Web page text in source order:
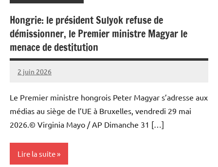
Hongrie: le président Sulyok refuse de
démissionner, le Premier ministre Magyar le
menace de destitution
2 juin 2026
Admins
Le Premier ministre hongrois Peter Magyar s’adresse aux
médias au siège de l’UE à Bruxelles, vendredi 29 mai
2026.© Virginia Mayo / AP Dimanche 31 […]
Lire la suite